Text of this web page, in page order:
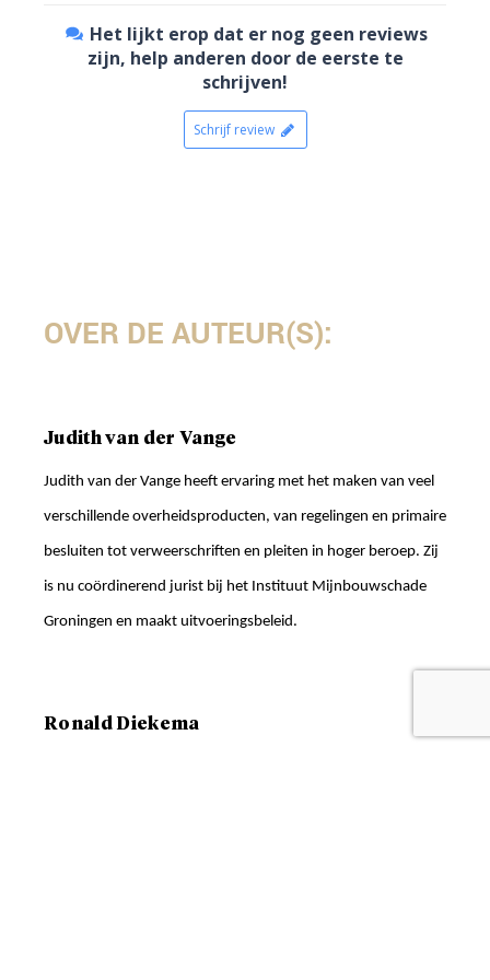
Het lijkt erop dat er nog geen reviews
zijn, help anderen door de eerste te
schrijven!
Schrijf review
OVER DE AUTEUR(S):
Judith van der Vange
Judith van der Vange heeft ervaring met het maken van veel
verschillende overheidsproducten, van regelingen en primaire
besluiten tot verweerschriften en pleiten in hoger beroep. Zij
is nu coördinerend jurist bij het Instituut Mijnbouwschade
Groningen en maakt uitvoeringsbeleid.
Ronald Diekema